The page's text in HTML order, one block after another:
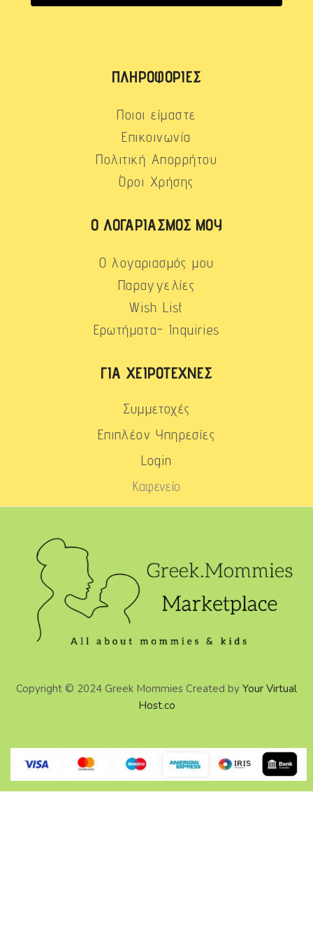
ΠΛΗΡΟΦΟΡΊΕΣ
Ποιοι είμαστε
Επικοινωνία
Πολιτική Απορρήτου
Όροι Χρήσης
Ο ΛΟΓΑΡΙΑΣΜΌΣ ΜΟΥ
Ο λογαριασμός μου
Παραγγελίες
Wish List
Ερωτήματα- Inquiries
ΓΙΑ ΧΕΙΡΟΤΈΧΝΕΣ
Συμμετοχές
Επιπλέον Υπηρεσίες
Login
Καφενείο
Copyright © 2024 Greek Mommies Created by Your Virtual
Host.co